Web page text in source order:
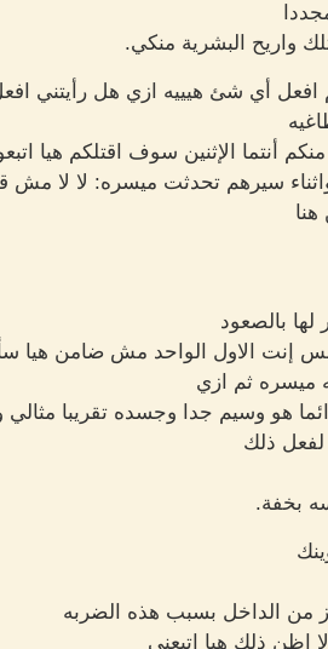
واريح البشرية منكي.
افعل أي شئ هيييه ازي هل رأيتني
أنتما الإثنين سوف اقتلكم هيا
سيرهم تحدثت ميسره: لا لا مش
بالصعود
إنت الاول الواحد مش ضامن هيا
ميسره ثم ازي
وسيم جدا وجسده تقريبا مثالي
لفعل ذلك
بخفة.
من الداخل بسبب هذه الضربه
اظن ذلك هيا اتبعني